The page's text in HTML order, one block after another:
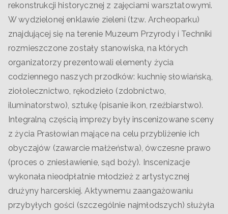
rekonstrukcji historycznej z zajęciami warsztatowymi.
W wydzielonej enklawie zieleni (tzw. Archeoparku)
znajdującej się na terenie Muzeum Przyrody i Techniki
rozmieszczone zostały stanowiska, na których
organizatorzy prezentowali elementy życia
codziennego naszych przodków: kuchnię słowiańską,
ziołolecznictwo, rękodzieło (zdobnictwo,
iluminatorstwo), sztukę (pisanie ikon, rzeźbiarstwo).
Integralną częścią imprezy były inscenizowane sceny
z życia Prasłowian mające na celu przybliżenie ich
obyczajów (zawarcie małżeństwa), ówczesne prawo
(proces o zniesławienie, sąd boży). Inscenizacje
wykonała nieodpłatnie młodzież z artystycznej
drużyny harcerskiej. Aktywnemu zaangażowaniu
przybyłych gości (szczególnie najmłodszych) służyła